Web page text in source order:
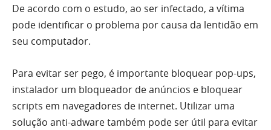
De acordo com o estudo, ao ser infectado, a vítima
pode identificar o problema por causa da lentidão em
seu computador.
Para evitar ser pego, é importante bloquear pop-ups,
instalador um bloqueador de anúncios e bloquear
scripts em navegadores de internet. Utilizar uma
solução anti-adware também pode ser útil para evitar